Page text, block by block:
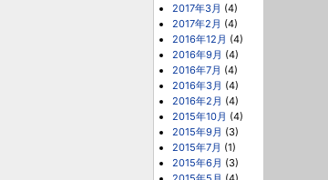
2017年3月 (4)
2017年2月 (4)
2016年12月 (4)
2016年9月 (4)
2016年7月 (4)
2016年3月 (4)
2016年2月 (4)
2015年10月 (4)
2015年9月 (3)
2015年7月 (1)
2015年6月 (3)